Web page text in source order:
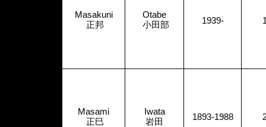
Masakuni
正邦
Otabe
小田部
1939-
Masami
正巳
Iwata
岩田
1893-1988